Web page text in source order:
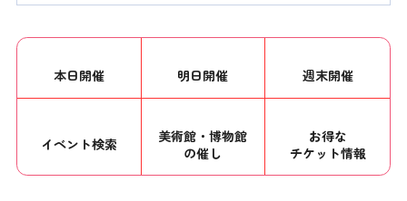
本日開催 明日開催 週末開催
イベント検索
美術館・博物館
の催し
お得な
チケット情報